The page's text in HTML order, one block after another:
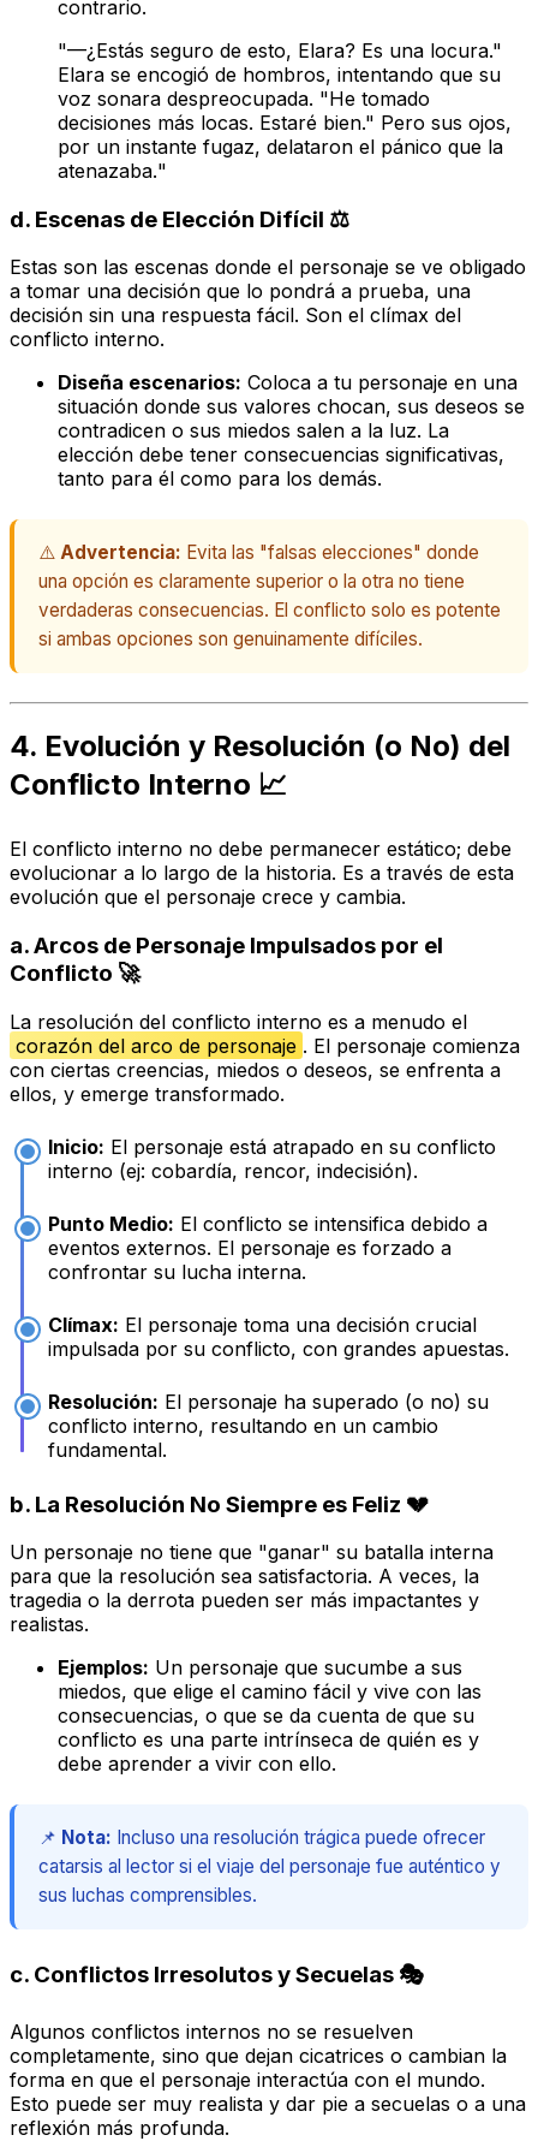
contrario.
"—¿Estás seguro de esto, Elara? Es una locura."
Elara se encogió de hombros, intentando que su
voz sonara despreocupada. "He tomado
decisiones más locas. Estaré bien." Pero sus ojos,
por un instante fugaz, delataron el pánico que la
atenazaba."
d. Escenas de Elección Difícil ⚖️
Estas son las escenas donde el personaje se ve obligado
a tomar una decisión que lo pondrá a prueba, una
decisión sin una respuesta fácil. Son el clímax del
conflicto interno.
Diseña escenarios: Coloca a tu personaje en una
situación donde sus valores chocan, sus deseos se
contradicen o sus miedos salen a la luz. La
elección debe tener consecuencias significativas,
tanto para él como para los demás.
⚠️ Advertencia: Evita las "falsas elecciones" donde
una opción es claramente superior o la otra no tiene
verdaderas consecuencias. El conflicto solo es potente
si ambas opciones son genuinamente difíciles.
4. Evolución y Resolución (o No) del
Conflicto Interno 📈
El conflicto interno no debe permanecer estático; debe
evolucionar a lo largo de la historia. Es a través de esta
evolución que el personaje crece y cambia.
a.Arcos de Personaje Impulsados por el
Conflicto 🚀
La resolución del conflicto interno es a menudo el
corazón del arco de personaje . El personaje comienza
con ciertas creencias, miedos o deseos, se enfrenta a
ellos, y emerge transformado.
Inicio: El personaje está atrapado en su conflicto
interno (ej: cobardía, rencor, indecisión).
Punto Medio: El conflicto se intensifica debido a
eventos externos. El personaje es forzado a
confrontar su lucha interna.
Clímax: El personaje toma una decisión crucial
impulsada por su conflicto, con grandes apuestas.
Resolución: El personaje ha superado (o no) su
conflicto interno, resultando en un cambio
fundamental.
b. La Resolución No Siempre es Feliz 💔
Un personaje no tiene que "ganar" su batalla interna
para que la resolución sea satisfactoria. A veces, la
tragedia o la derrota pueden ser más impactantes y
realistas.
Ejemplos: Un personaje que sucumbe a sus
miedos, que elige el camino fácil y vive con las
consecuencias, o que se da cuenta de que su
conflicto es una parte intrínseca de quién es y
debe aprender a vivir con ello.
📌 Nota: Incluso una resolución trágica puede ofrecer
catarsis al lector si el viaje del personaje fue auténtico y
sus luchas comprensibles.
c. Conflictos Irresolutos y Secuelas 🎭
Algunos conflictos internos no se resuelven
completamente, sino que dejan cicatrices o cambian la
forma en que el personaje interactúa con el mundo.
Esto puede ser muy realista y dar pie a secuelas o a una
reflexión más profunda.